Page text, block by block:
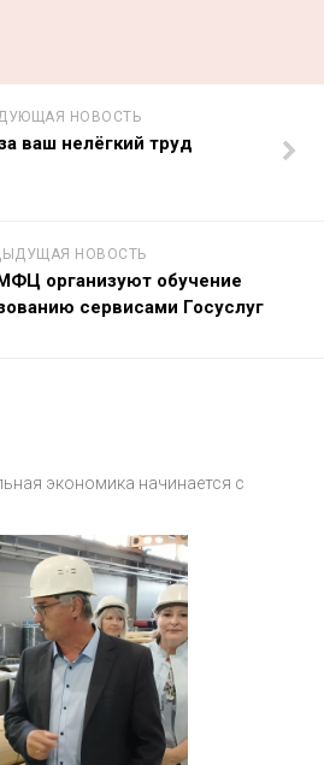
НОВОСТЬ
ваш нелёгкий труд
НОВОСТЬ
организуют обучение
сервисами Госуслуг
экономика начинается с